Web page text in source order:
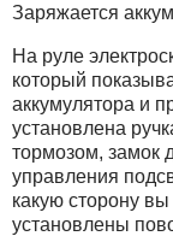
Заряжается
На руле
который
аккумулятора и
установлена
тормозом, замок
управления
какую сторону
установлены